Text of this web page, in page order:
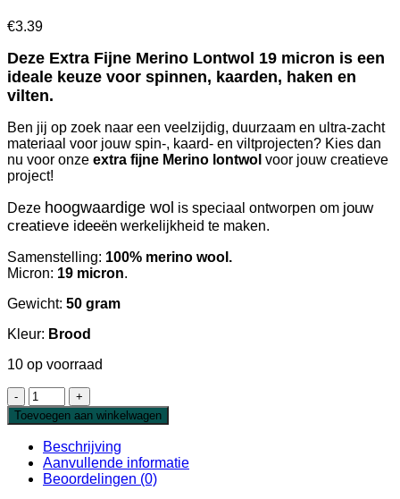
€3.39
Deze Extra Fijne Merino Lontwol 19 micron is een
ideale keuze voor spinnen, kaarden, haken en
vilten.
Ben jij op zoek naar een veelzijdig, duurzaam en ultra-zacht
materiaal voor jouw spin-, kaard- en viltprojecten? Kies dan
nu voor onze extra fijne Merino lontwol voor jouw creatieve
project!
Deze hoogwaardige wol is speciaal ontworpen om jouw
creatieve ideeën werkelijkheid te maken.
Samenstelling: 100% merino wool.
Micron: 19 micron.
Gewicht: 50 gram
Kleur: Brood
10 op voorraad
Extra
Fijne
Merino
Lontwol
Brood
19
micron
Toevoegen aan winkelwagen
Beschrijving
Aanvullende informatie
Beoordelingen (0)